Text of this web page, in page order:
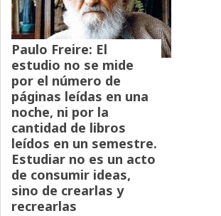
Paulo Freire: El
estudio no se mide
por el número de
páginas leídas en una
noche, ni por la
cantidad de libros
leídos en un semestre.
Estudiar no es un acto
de consumir ideas,
sino de crearlas y
recrearlas